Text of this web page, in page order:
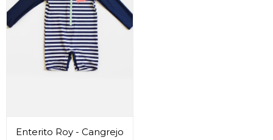
Enterito Roy - Cangrejo